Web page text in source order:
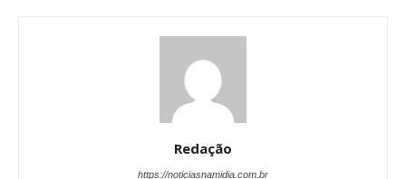
Redação
https://noticiasnamidia.com.br